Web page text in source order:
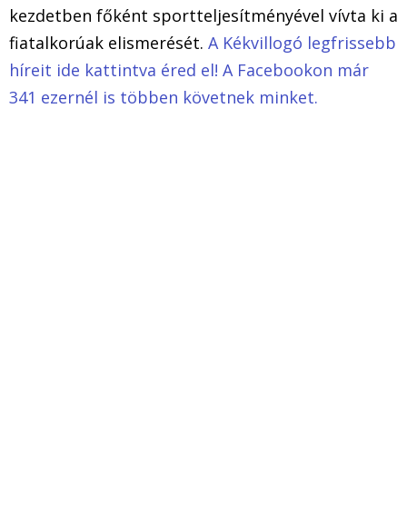
kezdetben főként sportteljesítményével vívta ki a
fiatalkorúak elismerését. A Kékvillogó legfrissebb
híreit ide kattintva éred el! A Facebookon már
341 ezernél is többen követnek minket.